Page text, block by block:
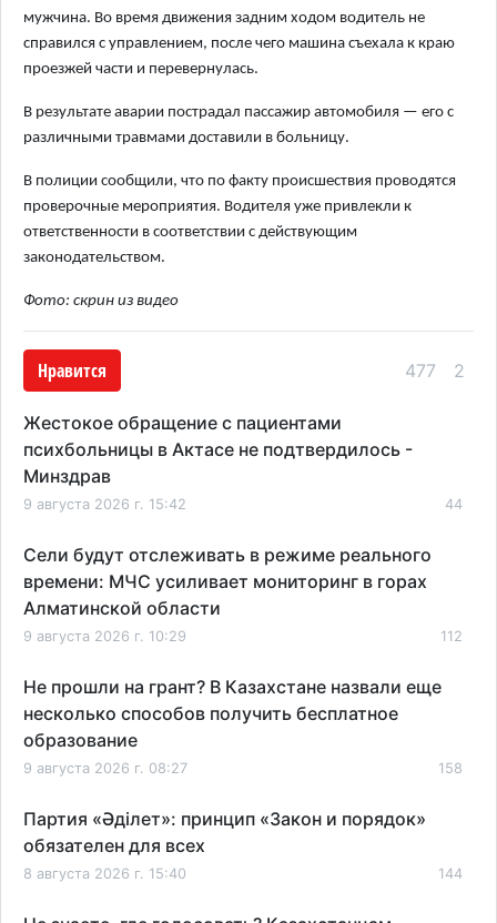
мужчина. Во время движения задним ходом водитель не
справился с управлением, после чего машина съехала к краю
проезжей части и перевернулась.
В результате аварии пострадал пассажир автомобиля — его с
различными травмами доставили в больницу.
В полиции сообщили, что по факту происшествия проводятся
проверочные мероприятия. Водителя уже привлекли к
ответственности в соответствии с действующим
законодательством.
Фото: скрин из видео
Нравится 477 2
Жестокое обращение с пациентами
психбольницы в Актасе не подтвердилось -
Минздрав
9 августа 2026 г. 15:42 44
Сели будут отслеживать в режиме реального
времени: МЧС усиливает мониторинг в горах
Алматинской области
9 августа 2026 г. 10:29 112
Не прошли на грант? В Казахстане назвали еще
несколько способов получить бесплатное
образование
9 августа 2026 г. 08:27 158
Партия «Әділет»: принцип «Закон и порядок»
обязателен для всех
8 августа 2026 г. 15:40 144